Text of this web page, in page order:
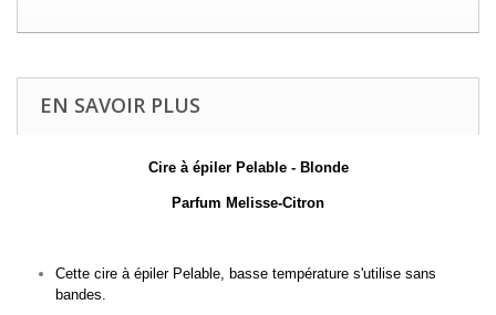
EN SAVOIR PLUS
Cire à épiler Pelable - Blonde
Parfum Melisse-Citron
Cette cire à épiler Pelable, basse température s'utilise sans
bandes.